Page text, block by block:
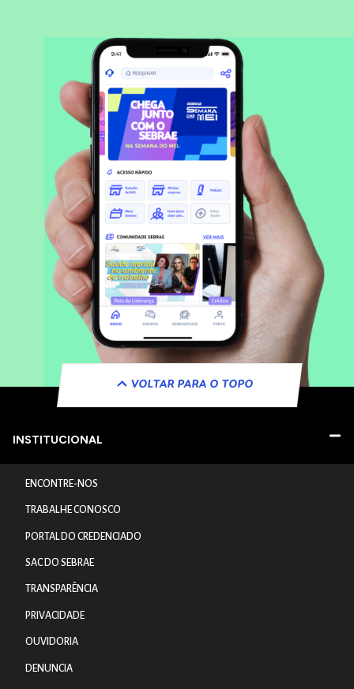
VOLTAR PARA O TOPO
INSTITUCIONAL
ENCONTRE-NOS
TRABALHE CONOSCO
PORTAL DO CREDENCIADO
SAC DO SEBRAE
TRANSPARÊNCIA
PRIVACIDADE
OUVIDORIA
DENUNCIA